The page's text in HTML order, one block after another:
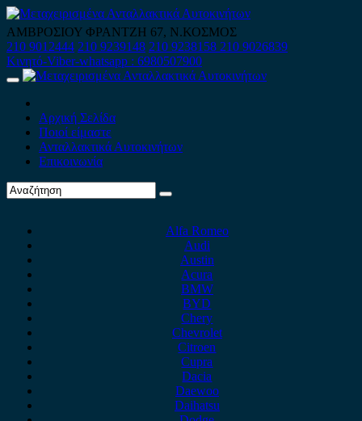
Skip
to
content
ΑΜΒΡΟΣΙΟΥ ΦΡΑΝΤΖΗ 67, Ν.ΚΟΣΜΟΣ
210 9012444 210 9239148 210 9238158 210 9026839
Κινητό-Viber-whatsapp : 6980507900
Primary
Αρχική Σελίδα
Ποιοί είμαστε
Ανταλλακτικά Αυτοκινήτων
Επικοινωνία
Alfa Romeo
Audi
Austin
Acura
BMW
BYD
Chery
Chevrolet
Citroen
Cupra
Dacia
Daewoo
Daihatsu